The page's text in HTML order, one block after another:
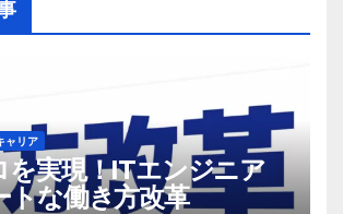
ャリア
を実現！ITエンジニア
トな働き方改革